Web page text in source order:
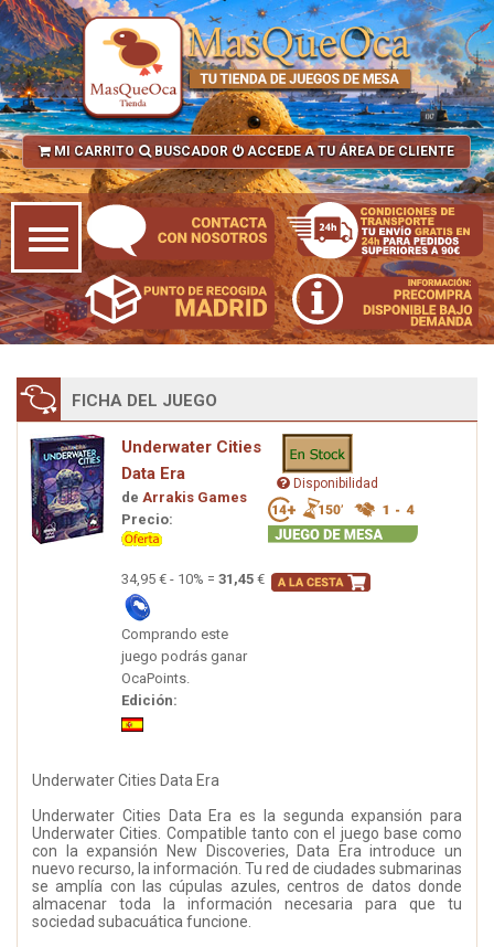
MI CARRITO BUSCADOR ACCEDE A TU ÁREA DE CLIENTE
FICHA DEL JUEGO
Underwater Cities
Data Era
de Arrakis Games
Precio:
34,95 € - 10% = 31,45 €
Comprando este
juego podrás ganar
OcaPoints.
Edición:
Disponibilidad
Underwater Cities Data Era
Underwater Cities Data Era es la segunda expansión para
Underwater Cities. Compatible tanto con el juego base como
con la expansión New Discoveries, Data Era introduce un
nuevo recurso, la información. Tu red de ciudades submarinas
se amplía con las cúpulas azules, centros de datos donde
almacenar toda la información necesaria para que tu
sociedad subacuática funcione.